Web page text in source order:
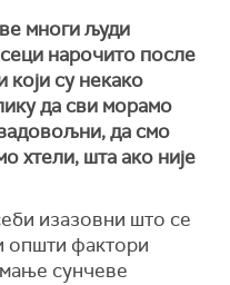
многи људи
нарочито после
који су некако
да сви морамо
да смо
хтели, шта ако није
изазовни што се
општи фактори
сунчеве